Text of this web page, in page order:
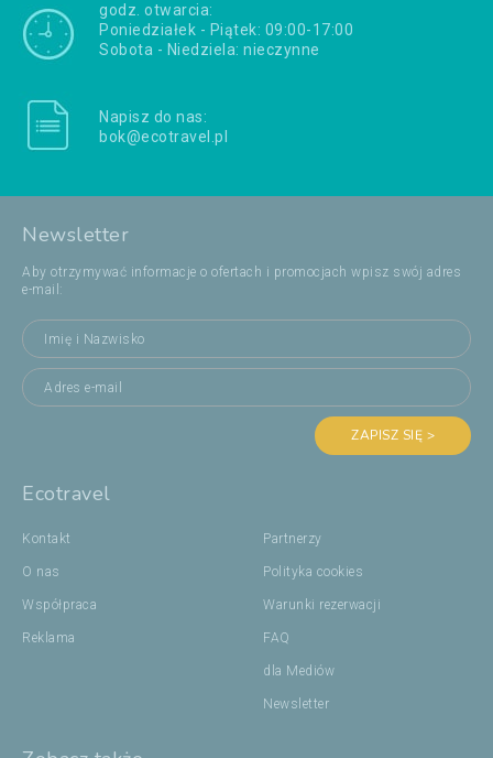
godz. otwarcia:
Poniedziałek - Piątek: 09:00-17:00
Sobota - Niedziela: nieczynne
Napisz do nas:
bok@ecotravel.pl
Newsletter
Aby otrzymywać informacje o ofertach i promocjach wpisz swój adres
e-mail:
ZAPISZ SIĘ >
Ecotravel
Kontakt
O nas
Współpraca
Reklama
Partnerzy
Polityka cookies
Warunki rezerwacji
FAQ
dla Mediów
Newsletter